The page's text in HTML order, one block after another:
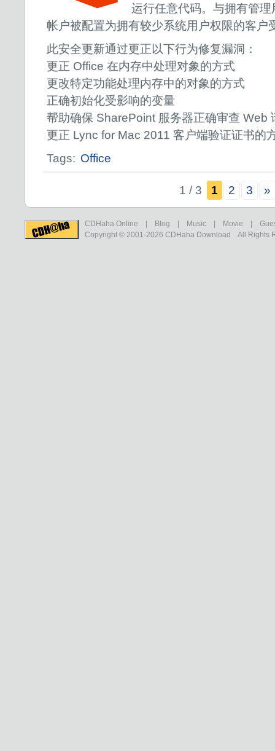
运行任意代码。与拥有管
帐户被配置为拥有较少系统用户权限的客户
此安全更新通过更正以下行为修复漏洞：
更正 Office 在内存中处理对象的方式
更改特定功能处理内存中的对象的方式
正确初始化受影响的变量
帮助确保 SharePoint 服务器正确审查 Web
更正 Lync for Mac 2011 客户端验证证书的
Tags: Office
1 / 3 1 2 3 »
CDHaha Online Blog Music Movie
Copyright © 2001-2026 CDHaha Download All Rights